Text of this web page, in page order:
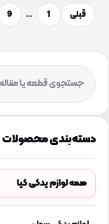
قبلی 1
…
9
دسته‌بندی محصولات
همه لوازم یدکی کیا